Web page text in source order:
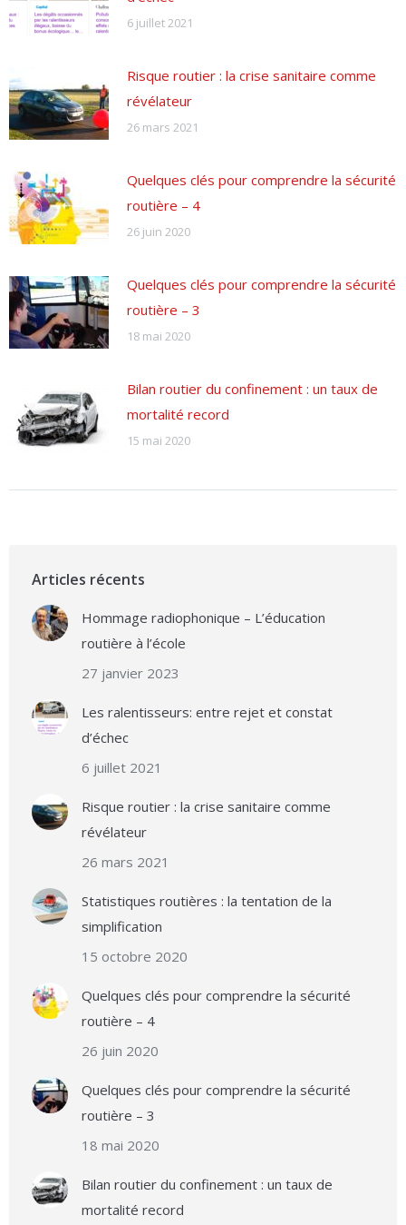
6 juillet 2021
Risque routier : la crise sanitaire comme
révélateur
26 mars 2021
Quelques clés pour comprendre la sécurité
routière – 4
26 juin 2020
Quelques clés pour comprendre la sécurité
routière – 3
18 mai 2020
Bilan routier du confinement : un taux de
mortalité record
15 mai 2020
Articles récents
Hommage radiophonique – L’éducation
routière à l’école
27 janvier 2023
Les ralentisseurs: entre rejet et constat
d’échec
6 juillet 2021
Risque routier : la crise sanitaire comme
révélateur
26 mars 2021
Statistiques routières : la tentation de la
simplification
15 octobre 2020
Quelques clés pour comprendre la sécurité
routière – 4
26 juin 2020
Quelques clés pour comprendre la sécurité
routière – 3
18 mai 2020
Bilan routier du confinement : un taux de
mortalité record